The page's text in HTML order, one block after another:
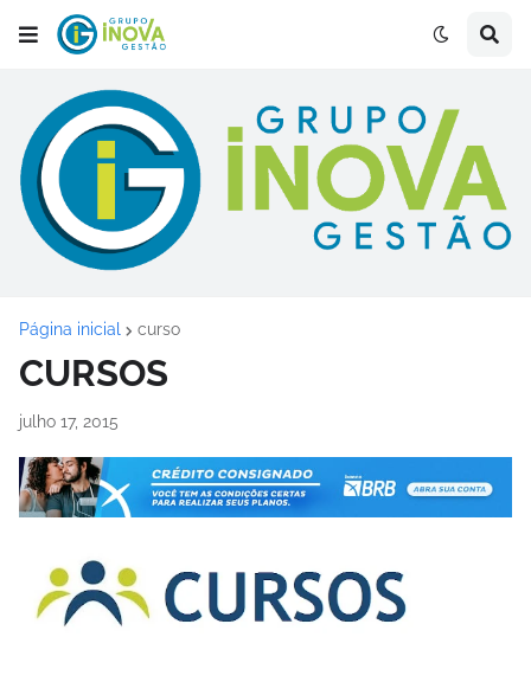
Página inicial curso
CURSOS
julho 17, 2015